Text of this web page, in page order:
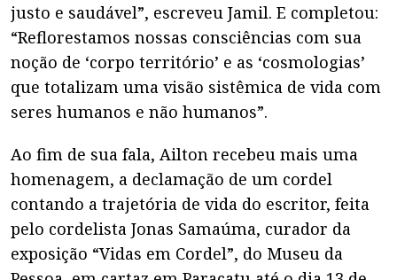
justo e saudável”, escreveu Jamil. E completou:
“Reflorestamos nossas consciências com sua
noção de ‘corpo território’ e as ‘cosmologias’
que totalizam uma visão sistêmica de vida com
seres humanos e não humanos”.
Ao fim de sua fala, Ailton recebeu mais uma
homenagem, a declamação de um cordel
contando a trajetória de vida do escritor, feita
pelo cordelista Jonas Samaúma, curador da
exposição “Vidas em Cordel”, do Museu da